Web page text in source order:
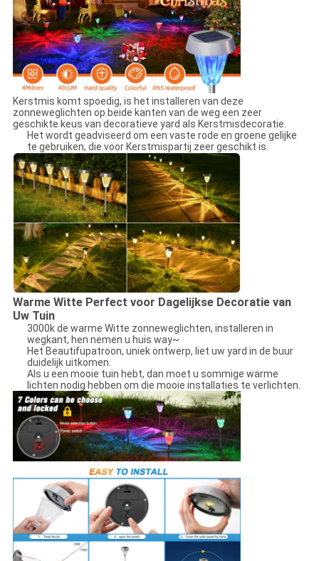
Kerstmis komt spoedig, is het installeren van deze
zonneweglichten op beide kanten van de weg een zeer
geschikte keus van decoratieve yard als Kerstmisdecoratie.
Het wordt geadviseerd om een vaste rode en groene gelijke
te gebruiken, die voor Kerstmispartij zeer geschikt is.
Warme Witte Perfect voor Dagelijkse Decoratie van
Uw Tuin
3000k de warme Witte zonneweglichten, installeren in
wegkant, hen nemen u huis way~
Het Beautifupatroon, uniek ontwerp, liet uw yard in de buur
duidelijk uitkomen.
Als u een mooie tuin hebt, dan moet u sommige warme
lichten nodig hebben om die mooie installaties te verlichten.